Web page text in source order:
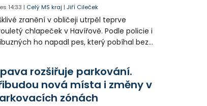
14:33 | Celý MS kraj |Jiří Cileček
zranění v obličeji utrpěl teprve
chlapeček v Havířově. Podle policie i
ho napadl pes, který pobíhal bez
Případem už se zabývá policie, která
psa hledá.
rozšiřuje parkování.
nová místa i změny v
zónách